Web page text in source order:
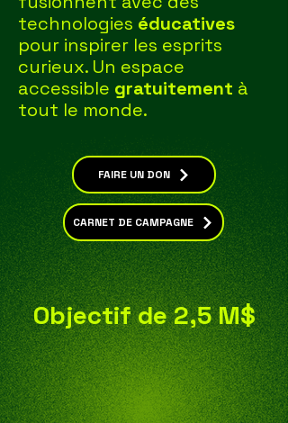
technologies éducatives
pour inspirer les esprits
curieux. Un espace
accessible gratuitement à
tout le monde.
FAIRE UN DON
CARNET DE CAMPAGNE
Objectif de 2,5 M$